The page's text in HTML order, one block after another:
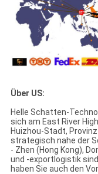
Über US:
Helle Schatten-
sich am East River
Huizhou-Stadt,
strategisch nahe der
- Zhen (Hong Kong),
und -exportlogistik
haben Sie auch den